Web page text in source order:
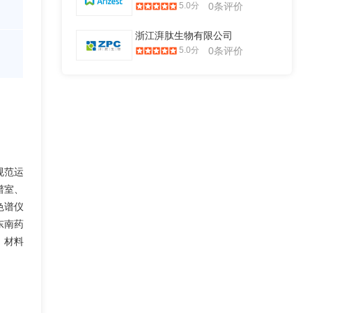
范运
、
谱仪
南药
材料
5.0分 0条评价
浙江湃肽生物有限公司
5.0分 0条评价